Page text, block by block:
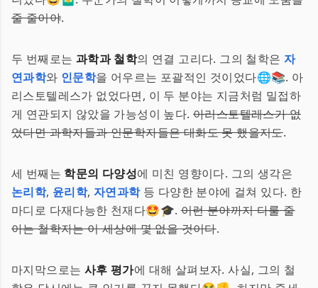
줄 줄이야.
두 번째로는 과학과 철학의 연결 고리다. 그의 철학은자
연과학와 인문학을 어우르는 포괄적인 것이었다🌐📚. 아
리스토텔레스가 없었다면, 이 두 분야는 지금처럼 밀접하
게 연관되지 않았을 가능성이 높다. 아리스토텔레스가 없
었다면 과학자들과 인문학자들은 대화도 못 했을지도.
세 번째는 학문의 다양성에 미친 영향이다. 그의 생각은
논리학, 윤리학,자연과학등 다양한 분야에 걸쳐 있다. 한
마디로 다재다능한 천재다🤩🎓.이런 분야까지 다룰 줄
아는 철학자는 이 세상에 몇 없을 것이다.
마지막으로는 사후 평가에 대해 살펴보자. 사실, 그의 철